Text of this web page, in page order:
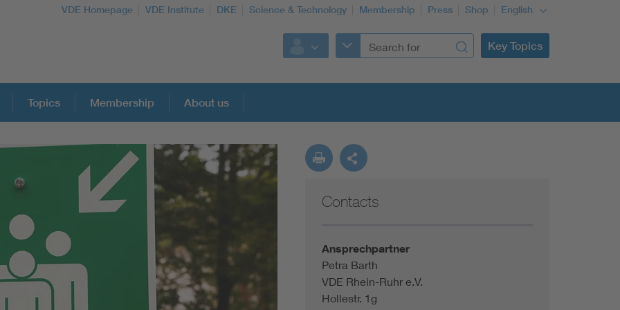
VDE Homepage VDE Institute DKE Science & Technology Membership Press Shop English
Key Topics
More Topics
Artificial Intelligence
Consumer protection
Defense
Topics Membership About us
Contacts
Ansprechpartner
Petra Barth
VDE Rhein-Ruhr e.V.
Hollestr. 1g